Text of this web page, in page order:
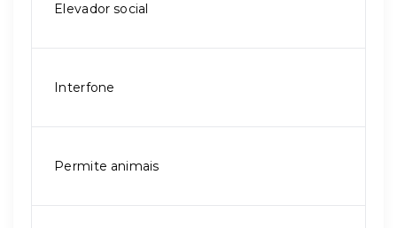
Elevador social
Interfone
Permite animais